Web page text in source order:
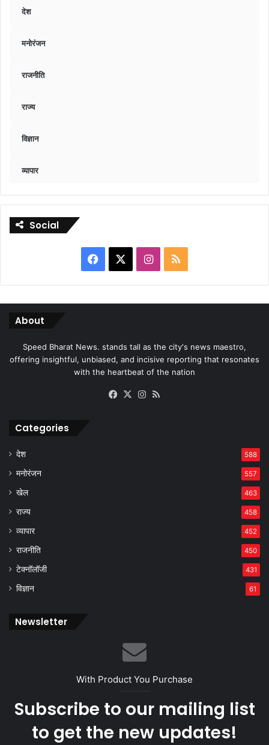
देश
मनोरंजन
राजनीति
राज्य
विज्ञान
व्यापार
Social
Facebook Instagram
RSS
About
Speed Bharat News. stands tall as the city's news maestro,
offering insightful, unbiased, and incisive reporting that resonates
with the heartbeat of the nation
Facebook
X Instagram
Categories
देश 588
मनोरंजन 557
खेल 463
राज्य 458
व्यापार 452
राजनीति 450
टेक्नॉलॉजी 431
विज्ञान 61
Newsletter
With Product You Purchase
Subscribe to our mailing list
to get the new updates!